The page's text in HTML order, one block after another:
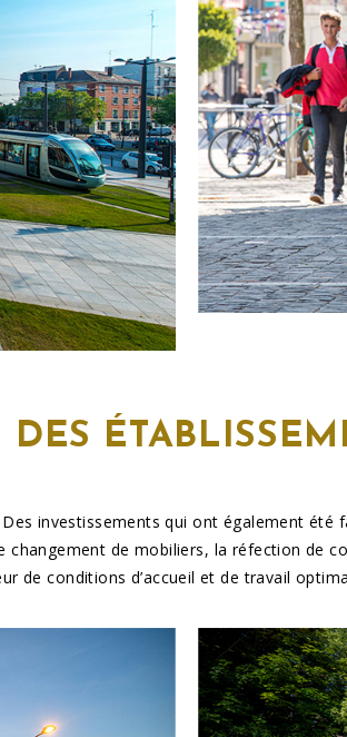
investissements qui ont également été
changement de mobiliers, la réfection de
de conditions d’accueil et de travail